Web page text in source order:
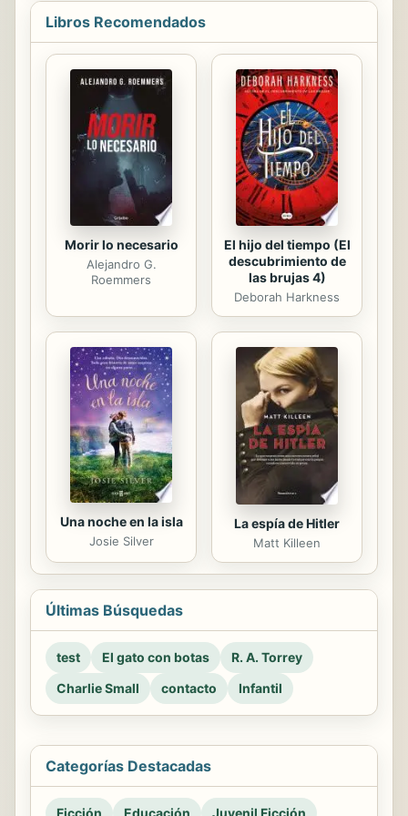
Libros Recomendados
Morir lo necesario
Alejandro G.
Roemmers
El hijo del tiempo (El
descubrimiento de
las brujas 4)
Deborah Harkness
Una noche en la isla
Josie Silver
La espía de Hitler
Matt Killeen
Últimas Búsquedas
test El gato con botas
R. A. Torrey
Charlie Small
contacto Infantil
Categorías Destacadas
Ficción Educación Juvenil Ficción